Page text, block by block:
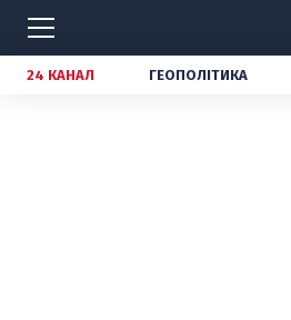
24 КАНАЛ ГЕОПОЛІТИКА